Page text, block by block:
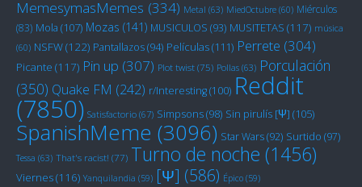
MemesymasMemes (334) Metal (63) MiedOctubre (60) Miérculos
(83) Mola (107) Mozas (141) MUSICULOS (93) MUSITETAS (117) música
(60) NSFW(122) Pantallazos(94) Películas(111) Perrete (304)
Picante (117) Pin up (307) Plot twist (75) Pollas (63) Porculación
(350) Quake FM (242) r/Interesting(100) Reddit
(7850) Satisfactorio (67) Simpsons(98) Sin pirulís [Ψ] (105)
SpanishMeme (3096) Star Wars(92) Surtido (97)
Tessa (63) That's racist! (77) Turno de noche (1456)
Viernes(116) Yanquilandia (59) [Ψ] (586) Épico (59)